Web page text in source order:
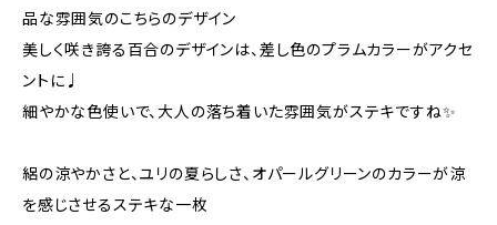
品な雰囲気のこちらのデザイン
美しく咲き誇る百合のデザインは、差し色のプラムカラーがアクセ
ントに♩
細やかな色使いで、大人の落ち着いた雰囲気がステキですね✨️
絽の涼やかさと、ユリの夏らしさ、オパールグリーンのカラーが涼
を感じさせるステキな一枚